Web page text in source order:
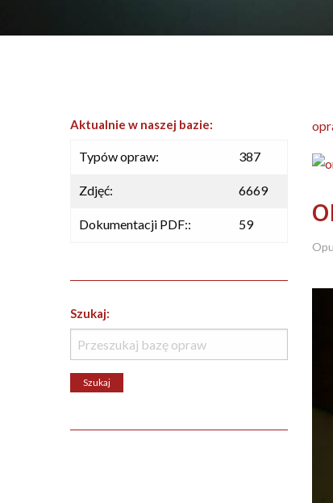
Aktualnie w naszej bazie:
Typów opraw: 387
Zdjęć: 6669
Dokumentacji PDF:: 59
Szukaj: